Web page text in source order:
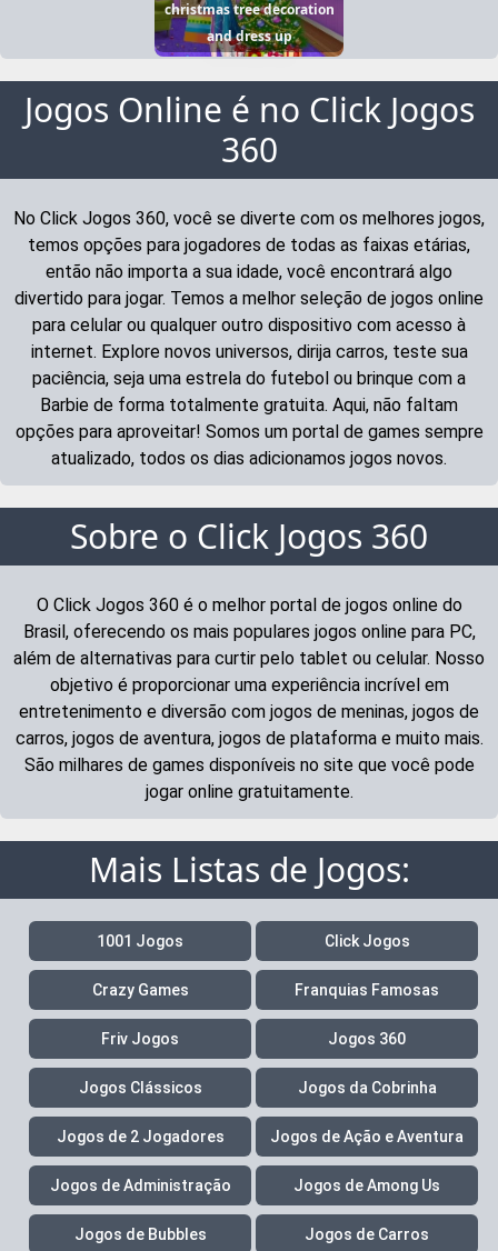
christmas tree decoration
and dress up
Jogos Online é no Click Jogos
360
No Click Jogos 360, você se diverte com os melhores jogos,
temos opções para jogadores de todas as faixas etárias,
então não importa a sua idade, você encontrará algo
divertido para jogar. Temos a melhor seleção de jogos online
para celular ou qualquer outro dispositivo com acesso à
internet. Explore novos universos, dirija carros, teste sua
paciência, seja uma estrela do futebol ou brinque com a
Barbie de forma totalmente gratuita. Aqui, não faltam
opções para aproveitar! Somos um portal de games sempre
atualizado, todos os dias adicionamos jogos novos.
Sobre o Click Jogos 360
O Click Jogos 360 é o melhor portal de jogos online do
Brasil, oferecendo os mais populares jogos online para PC,
além de alternativas para curtir pelo tablet ou celular. Nosso
objetivo é proporcionar uma experiência incrível em
entretenimento e diversão com jogos de meninas, jogos de
carros, jogos de aventura, jogos de plataforma e muito mais.
São milhares de games disponíveis no site que você pode
jogar online gratuitamente.
Mais Listas de Jogos:
1001 Jogos Click Jogos
Crazy Games Franquias Famosas
Friv Jogos Jogos 360
Jogos Clássicos Jogos da Cobrinha
Jogos de 2 Jogadores Jogos de Ação e Aventura
Jogos de Administração Jogos de Among Us
Jogos de Bubbles Jogos de Carros